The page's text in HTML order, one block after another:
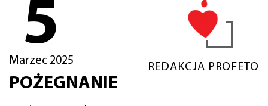
5
Marzec 2025
REDAKCJA PROFETO
POŻEGNANIE